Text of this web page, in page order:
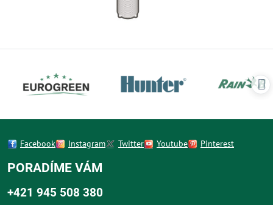
Facebook Instagram Twitter Youtube Pinterest
PORADÍME VÁM
+421 945 508 380